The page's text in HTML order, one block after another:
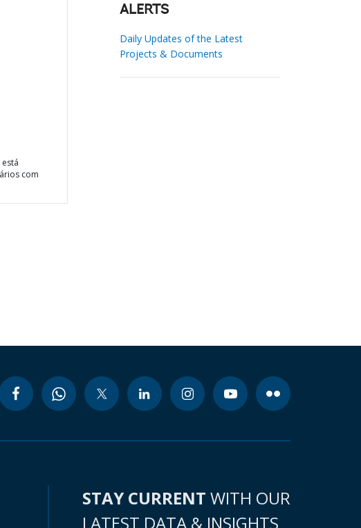
com
ALERTS
Daily Updates of the Latest
Projects & Documents
STAY CURRENT WITH OUR
LATEST DATA & INSIGHTS